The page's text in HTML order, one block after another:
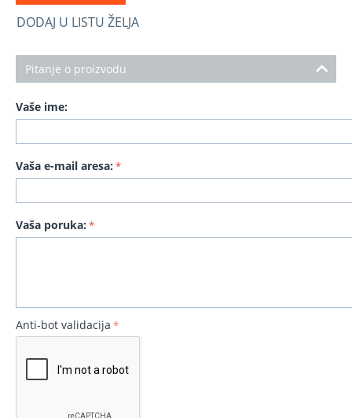
DODAJ U LISTU ŽELJA
Pitanje o proizvodu
Vaše ime:
Vaša e-mail aresa:
Vaša poruka:
Anti-bot validacija